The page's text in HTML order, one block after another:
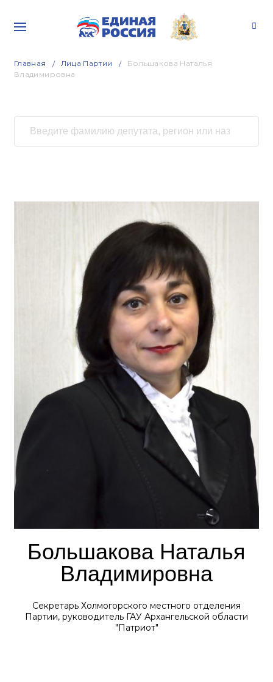
Главная Лица Партии
Большакова Наталья
Владимировна
Большакова Наталья
Владимировна
Секретарь Холмогорского местного отделения
Партии, руководитель ГАУ Архангельской области
"Патриот"